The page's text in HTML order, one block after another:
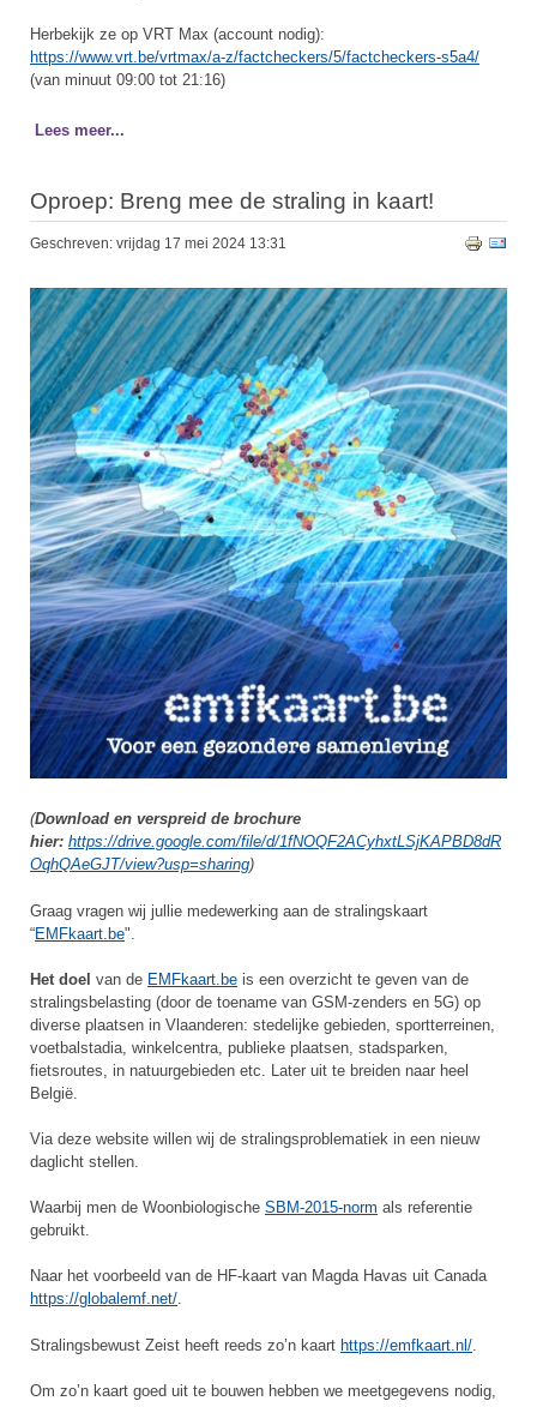
Herbekijk ze op VRT Max (account nodig):
https://www.vrt.be/vrtmax/a-z/factcheckers/5/factcheckers-s5a4/
(van minuut 09:00 tot 21:16)
Lees meer...
Oproep: Breng mee de straling in kaart!
Geschreven: vrijdag 17 mei 2024 13:31
(Download en verspreid de brochure
hier: https://drive.google.com/file/d/1fNOQF2ACyhxtLSjKAPBD8dR
OqhQAeGJT/view?usp=sharing)
Graag vragen wij jullie medewerking aan de stralingskaart
“EMFkaart.be".
Het doel van de EMFkaart.be is een overzicht te geven van de
stralingsbelasting (door de toename van GSM-zenders en 5G) op
diverse plaatsen in Vlaanderen: stedelijke gebieden, sportterreinen,
voetbalstadia, winkelcentra, publieke plaatsen, stadsparken,
fietsroutes, in natuurgebieden etc. Later uit te breiden naar heel
België.
Via deze website willen wij de stralingsproblematiek in een nieuw
daglicht stellen.
Waarbij men de Woonbiologische SBM-2015-norm als referentie
gebruikt.
Naar het voorbeeld van de HF-kaart van Magda Havas uit Canada
https://globalemf.net/.
Stralingsbewust Zeist heeft reeds zo’n kaart https://emfkaart.nl/
Om zo’n kaart goed uit te bouwen hebben we meetgegevens nodig,